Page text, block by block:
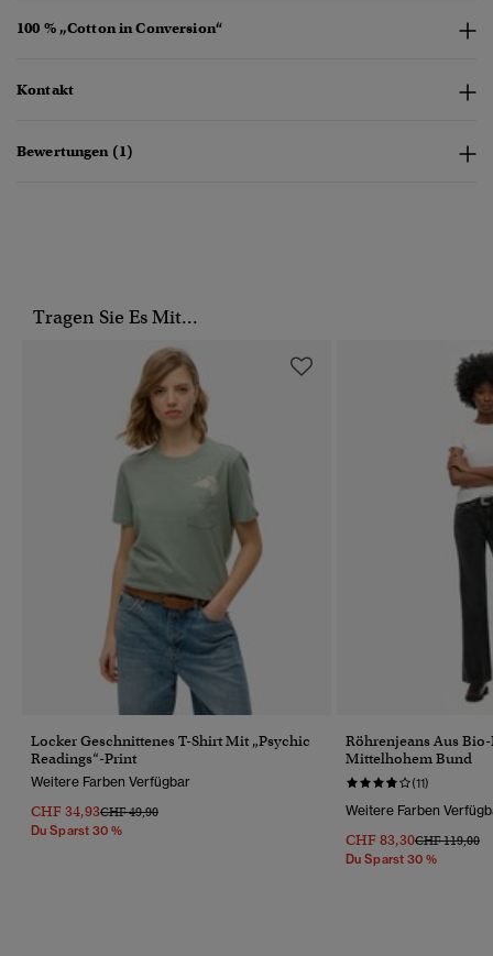
100 % „Cotton in Conversion“
Kontakt
Bewertungen (1)
Tragen Sie Es Mit...
Locker Geschnittenes T-Shirt Mit „Psychic
Readings“-Print
Weitere Farben Verfügbar
CHF 34,93Preis Wurde Reduziert Von
CHF 49,90Bis
Du Sparst 30 %
Röhrenjeans Aus
Mittelhohem Bund
(11)
Weitere Farben
CHF 83,30Preis Wurde
CHF 119,00
Du Sparst 30 %